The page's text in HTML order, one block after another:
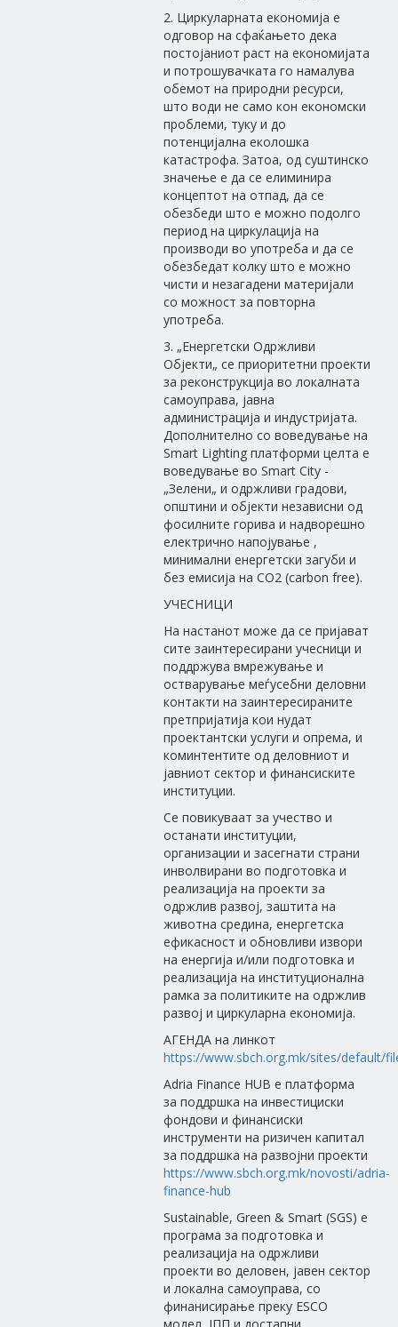
2. Циркуларната економија е
одговор на сфаќањето дека
постојаниот раст на економијата
и потрошувачката го намалува
обемот на природни ресурси,
што води не само кон економски
проблеми, туку и до
потенцијална еколошка
катастрофа. Затоа, од суштинско
значење е да се елиминира
концептот на отпад, да се
обезбеди што е можно подолго
период на циркулација на
производи во употреба и да се
обезбедат колку што е можно
чисти и незагадени материјали
со можност за повторна
употреба.
3. „Енергетски Одржливи
Објекти„ се приоритетни проекти
за реконструкција во локалната
самоуправа, јавна
администрација и индустријата.
Дополнително со воведување на
Smart Lighting платформи целта е
воведување во Smart City -
„Зелени„ и одржливи градови,
општини и објекти независни од
фосилните горива и надворешно
електрично напојување ,
минимални енергетски загуби и
без емисија на CO2 (carbon free).
УЧЕСНИЦИ
На настанот може да се пријават
сите заинтересирани учесници и
поддржува вмрежување и
остварување меѓусебни деловни
контакти на заинтересираните
претпријатија кои нудат
проектантски услуги и опрема, и
коминтентите од деловниот и
јавниот сектор и финансиските
институции.
Се повикуваат за учество и
останати институции,
организации и засегнати страни
инволвирани во подготовка и
реализација на проекти за
одржлив развој, заштита на
животна средина, енергетска
ефикасност и обновливи извори
на енергија и/или подготовка и
реализација на институционална
рамка за политиките на одржлив
развој и циркуларна економија.
АГЕНДА на линкот
https://www.sbch.org.mk/sites/default/
Adria Finance HUB e платформа
за поддршка на инвестициски
фондови и финансиски
инструменти на ризичен капитал
за поддршка на развојни проекти
https://www.sbch.org.mk/novosti/adria-
finance-hub
Sustainable, Green & Smart (SGS) е
програма за подготовка и
реализација на одржливи
проекти во деловен, јавен сектор
и локална самоуправа, со
финанисирање преку ESCO